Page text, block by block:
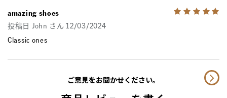
amazing shoes
投稿日 John さん 12/03/2024
Classic ones
ご意見をお聞かせください。